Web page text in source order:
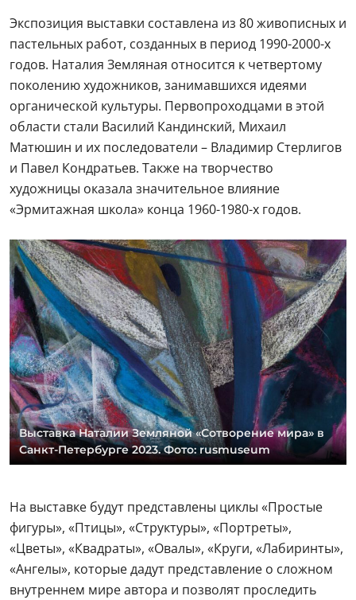
Экспозиция выставки составлена из 80 живописных и
пастельных работ, созданных в период 1990-2000-х
годов. Наталия Земляная относится к четвертому
поколению художников, занимавшихся идеями
органической культуры. Первопроходцами в этой
области стали Василий Кандинский, Михаил
Матюшин и их последователи – Владимир Стерлигов
и Павел Кондратьев. Также на творчество
художницы оказала значительное влияние
«Эрмитажная школа» конца 1960-1980-х годов.
Выставка Наталии Земляной «Сотворение мира» в
Санкт-Петербурге 2023. Фото: rusmuseum
На выставке будут представлены циклы «Простые
фигуры», «Птицы», «Структуры», «Портреты»,
«Цветы», «Квадраты», «Овалы», «Круги, «Лабиринты»,
«Ангелы», которые дадут представление о сложном
внутреннем мире автора и позволят проследить